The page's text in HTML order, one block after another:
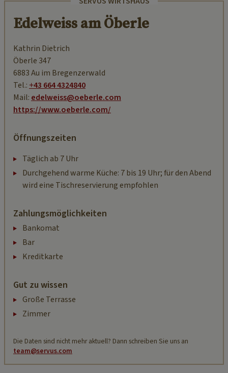
Edelweiss am Öberle
Kathrin Dietrich
Öberle 347
6883 Au im Bregenzerwald
Tel.:+43 664 4324840
Mail: edelweiss@oeberle.com
https://www.oeberle.com/
Öffnungszeiten
Täglich ab 7 Uhr
Durchgehend warme Küche: 7 bis 19 Uhr; für den Abend
wird eine Tischreservierung empfohlen
Zahlungsmöglichkeiten
Bankomat
Bar
Kreditkarte
Gut zu wissen
Große Terrasse
Zimmer
Die Daten sind nicht mehr aktuell? Dann schreiben Sie uns an
team@servus.com